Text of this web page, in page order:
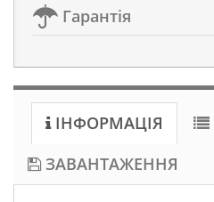
Гарантія
ІНФОРМАЦІЯ
ЗАВАНТАЖЕННЯ